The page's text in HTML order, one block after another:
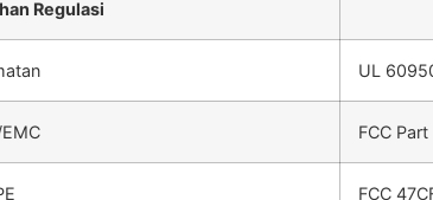
Regulasi
UL
FCC
FCC